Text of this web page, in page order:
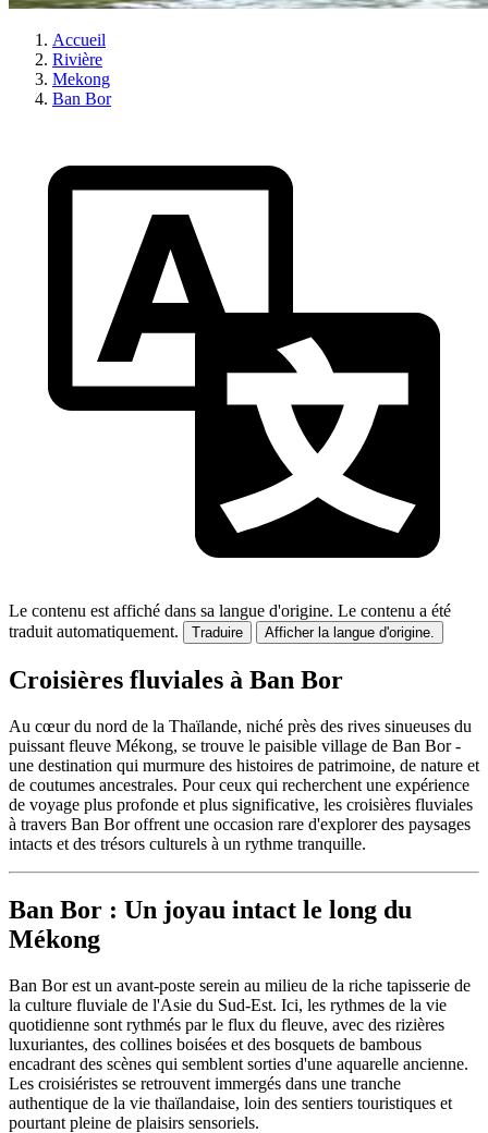
Accueil
Rivière
Mekong
Ban Bor
Le contenu est affiché dans sa langue d'origine. Le contenu a été
traduit automatiquement.
Traduire Afficher la langue d'origine.
Croisières fluviales à Ban Bor
Au cœur du nord de la Thaïlande, niché près des rives sinueuses du
puissant fleuve Mékong, se trouve le paisible village de Ban Bor -
une destination qui murmure des histoires de patrimoine, de nature et
de coutumes ancestrales. Pour ceux qui recherchent une expérience
de voyage plus profonde et plus significative, les croisières fluviales
à travers Ban Bor offrent une occasion rare d'explorer des paysages
intacts et des trésors culturels à un rythme tranquille.
Ban Bor : Un joyau intact le long du
Mékong
Ban Bor est un avant-poste serein au milieu de la riche tapisserie de
la culture fluviale de l'Asie du Sud-Est. Ici, les rythmes de la vie
quotidienne sont rythmés par le flux du fleuve, avec des rizières
luxuriantes, des collines boisées et des bosquets de bambous
encadrant des scènes qui semblent sorties d'une aquarelle ancienne.
Les croisiéristes se retrouvent immergés dans une tranche
authentique de la vie thaïlandaise, loin des sentiers touristiques et
pourtant pleine de plaisirs sensoriels.